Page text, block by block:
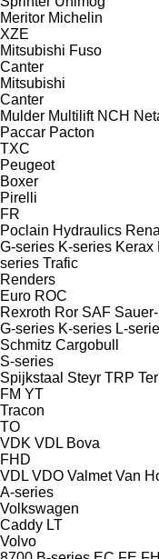
Meritor Michelin
XZE
Mitsubishi Fuso
Canter
Mitsubishi
Canter
Mulder Multilift NCH
Paccar Pacton
TXC
Peugeot
Boxer
Pirelli
FR
Poclain Hydraulics
G-series K-series Kerax
series Trafic
Renders
Euro ROC
Rexroth Ror SAF
G-series K-series L-
Schmitz Cargobull
S-series
Spijkstaal Steyr TRP
FM YT
Tracon
TO
VDK VDL Bova
FHD
VDL VDO Valmet Van
A-series
Volkswagen
Caddy LT
Volvo